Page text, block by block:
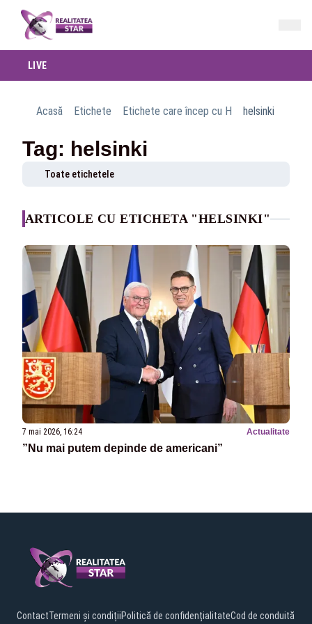
LIVE
Acasă Etichete Etichete care încep cu H helsinki
Tag: helsinki
Toate etichetele
ARTICOLE CU ETICHETA "HELSINKI"
7 mai 2026, 16:24 Actualitate
”Nu mai putem depinde de americani”
ContactTermeni și condițiiPolitică de confidențialitateCod de conduită